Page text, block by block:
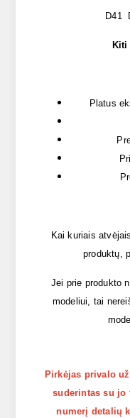
D41
Kiti
Platus
Kai kuriais
produktų,
Jei prie produkto
modeliui, tai
Pirkėjas privalo
suderintas su jo
numerį detalių